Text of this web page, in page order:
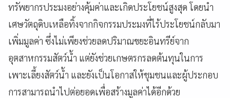
ทรัพยากรประมงอย่างคุ้มค่าและเกิดประโยชน์สูงสุด โดยนำ
เศษวัตถุดิบเหลือทิ้งจากกิจกรรมประมงที่ไร้ประโยชน์กลับมา
เพิ่มมูลค่า ซึ่งไม่เพียงช่วยลดปริมาณขยะอินทรีย์จาก
อุตสาหกรรมสัตว์น้ำ แต่ยังช่วยเกษตรกรลดต้นทุนในการ
เพาะเลี้ยงสัตว์น้ำ และยังเป็นโอกาสให้ชุมชนและผู้ประกอบ
การสามารถนำไปต่อยอดเพื่อสร้างมูลค่าได้อีกด้วย